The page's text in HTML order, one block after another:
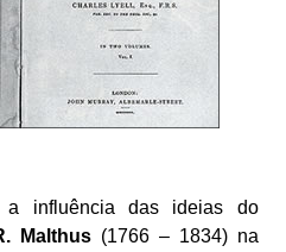
a influência das ideias do
Malthus (1766 – 1834) na